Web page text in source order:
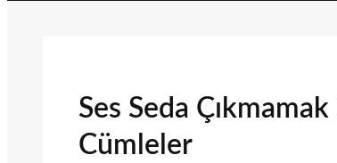
Ses Seda
Cümleler